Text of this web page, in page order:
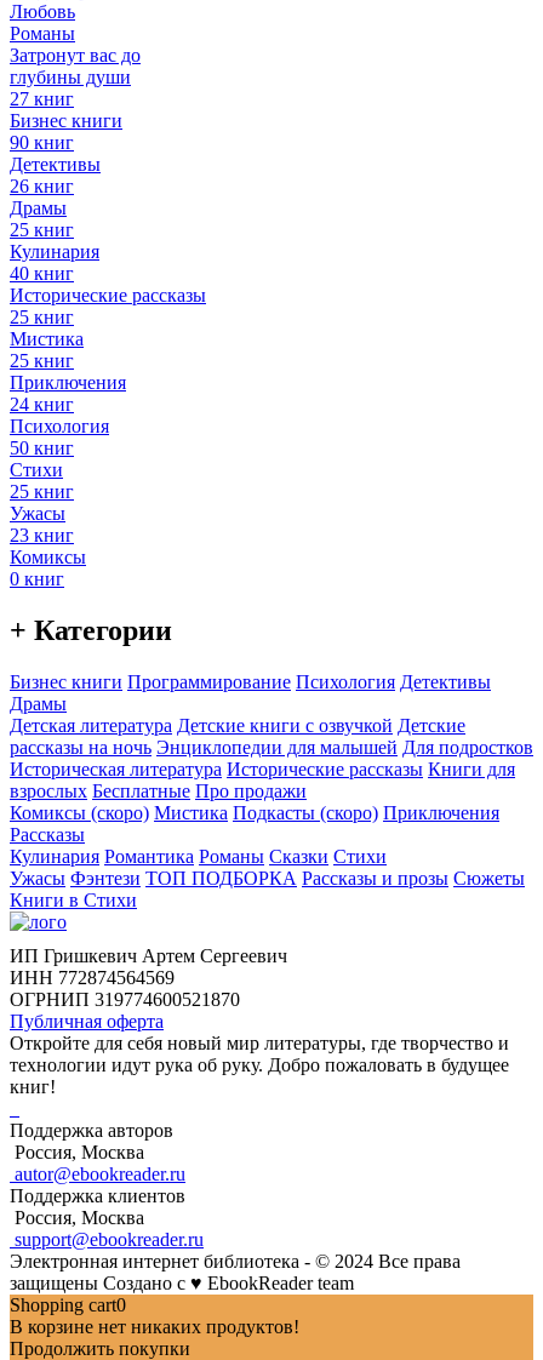
Любовь
Романы
Затронут вас до
глубины души
27 книг
Бизнес книги
90 книг
Детективы
26 книг
Драмы
25 книг
Кулинария
40 книг
Исторические рассказы
25 книг
Мистика
25 книг
Приключения
24 книг
Психология
50 книг
Стихи
25 книг
Ужасы
23 книг
Комиксы
0 книг
+ Категории
Бизнес книги Программирование Психология Детективы
Драмы
Детская литература Детские книги с озвучкой Детские
рассказы на ночь Энциклопедии для малышей Для подростков
Историческая литература Исторические рассказы Книги для
взрослых Бесплатные Про продажи
Комиксы (скоро) Мистика Подкасты (скоро) Приключения
Рассказы
Кулинария Романтика Романы Сказки Стихи
Ужасы Фэнтези ТОП ПОДБОРКА Рассказы и прозы Сюжеты
Книги в Стихи
ИП Гришкевич Артем Сергеевич
ИНН 772874564569
ОГРНИП 319774600521870
Публичная оферта
Откройте для себя новый мир литературы, где творчество и
технологии идут рука об руку. Добро пожаловать в будущее
книг!
Поддержка авторов
Россия, Москва
autor@ebookreader.ru
Поддержка клиентов
Россия, Москва
support@ebookreader.ru
Электронная интернет библиотека - © 2024 Все права
защищены Создано с ♥ EbookReader team
Shopping cart0
В корзине нет никаких продуктов!
Продолжить покупки